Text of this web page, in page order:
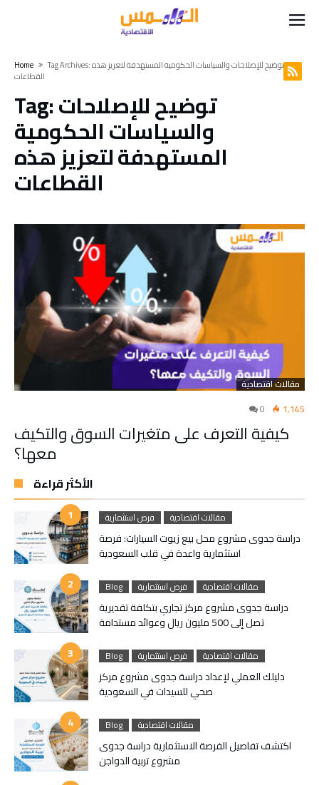
Home
Tag Archives: توضيح للإصلاحات والسياسات الحكومية المستهدفة لتعزيز هذه
القطاعات
Tag:توضيح للإصلاحات
والسياسات الحكومية
المستهدفة لتعزيز هذه
القطاعات
مقالات اقتصادية
0
1,145
كيفية التعرف على متغيرات السوق والتكيف
معها؟
الأكثر قراءة
فرص استثمارية مقالات اقتصادية
دراسة جدوى مشروع محل بيع زيوت السيارات: فرصة
استثمارية واعدة في قلب السعودية
Blog فرص استثمارية مقالات اقتصادية
دراسة جدوى مشروع مركز تجاري بتكلفة تقديرية
تصل إلى 500 مليون ريال وعوائد مستدامة
Blog فرص استثمارية مقالات اقتصادية
دليلك العملي لإعداد دراسة جدوى مشروع مركز
صحي للسيدات في السعودية
Blog مقالات اقتصادية
اكتشف تفاصيل الفرصة الاستثمارية دراسة جدوى
مشروع تربية الدواجن